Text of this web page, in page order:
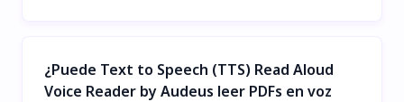
¿Puede Text to Speech (TTS) Read Aloud
Voice Reader by Audeus leer PDFs en voz